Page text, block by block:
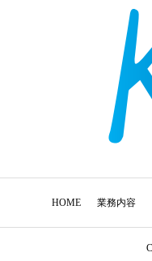
HOME 業務内容